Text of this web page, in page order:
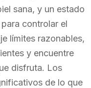
sana, y un estado
controlar el
límites razonables,
y encuentre
disfruta. Los
de lo que